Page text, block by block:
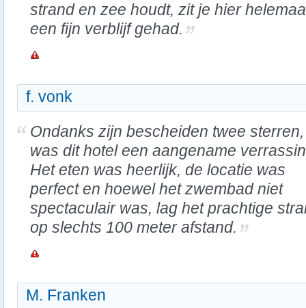
strand en zee houdt, zit je hier
een fijn verblijf gehad.
f. vonk
Ondanks zijn bescheiden twee sterren,
was dit hotel een aangename
Het eten was heerlijk, de locatie was
perfect en hoewel het zwembad niet
spectaculair was, lag het prachtige
op slechts 100 meter afstand.
M. Franken